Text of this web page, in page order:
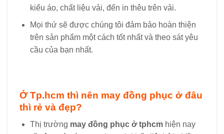
kiểu áo, chất liệu vải, đến in thêu trên vải.
Mọi thứ sẽ được chúng tôi đảm bảo hoàn thiện
trên sản phẩm một cách tốt nhất và theo sát yêu
cầu của bạn nhất.
Ở Tp.hcm thì nên may đồng phục ở đâu
thì rẻ và đẹp?
Thị trường may đồng phục ở tphcmhiện nay